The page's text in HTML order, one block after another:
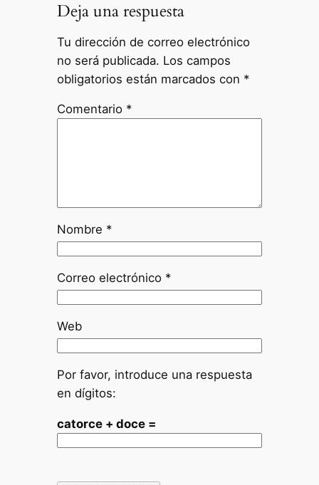
Deja una respuesta
Tu dirección de correo electrónico
no será publicada. Los campos
obligatorios están marcados con *
Comentario *
Nombre *
Correo electrónico *
Web
Por favor, introduce una respuesta
en dígitos:
catorce + doce =